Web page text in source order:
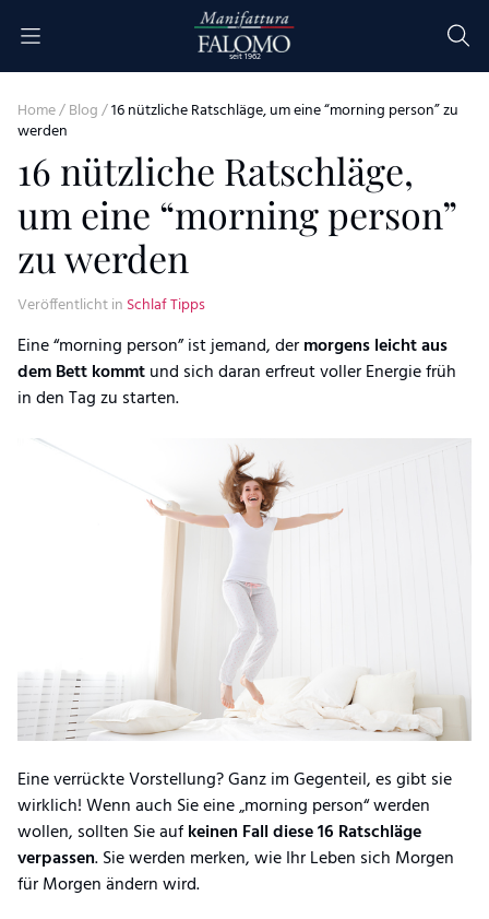
seit 1962
Home/Blog/16 nützliche Ratschläge, um eine “morning person” zu
werden
16 nützliche Ratschläge,
um eine “morning person”
zu werden
Veröffentlicht in Schlaf Tipps
Eine “morning person” ist jemand, dermorgens leicht aus
dem Bett kommtund sich daran erfreut voller Energie früh
in den Tag zu starten.
Eine verrückte Vorstellung? Ganz im Gegenteil, es gibt sie
wirklich! Wenn auch Sie eine „morning person“ werden
wollen, sollten Sie aufkeinen Fall diese 16 Ratschläge
verpassen. Sie werden merken, wie Ihr Leben sich Morgen
für Morgen ändern wird.